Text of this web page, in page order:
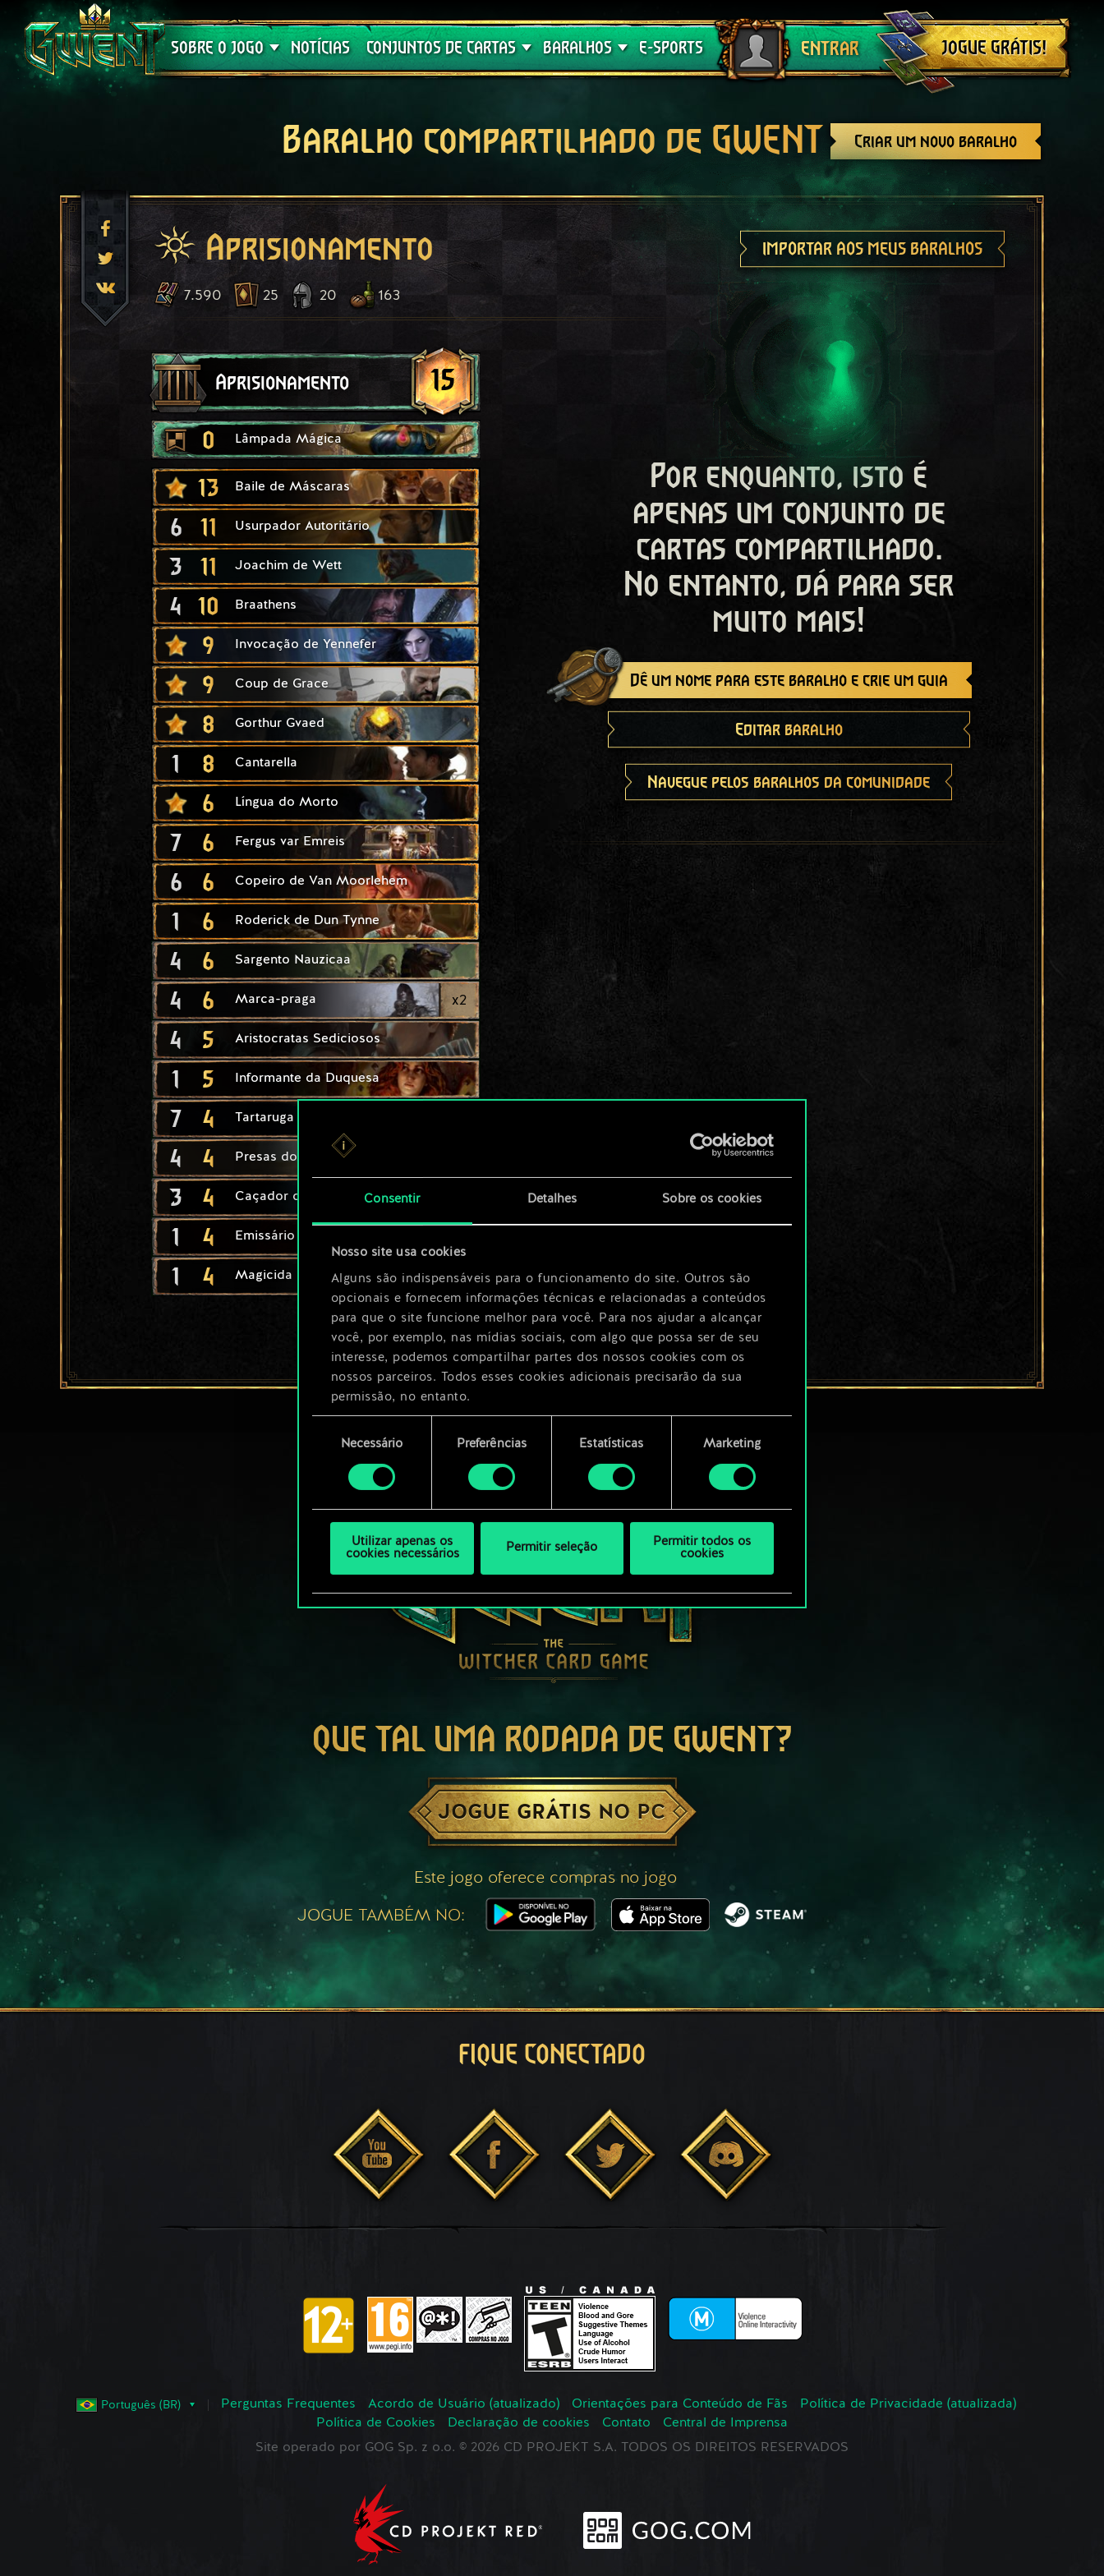
Consentir Detalhes Sobre os cookies
Nosso site usa cookies
Alguns são indispensáveis para o funcionamento do site. Outros são
opcionais e fornecem informações técnicas e relacionadas a conteúdos
para que o site funcione melhor para você. Para nos ajudar a alcançar
você, por exemplo, nas mídias sociais, com algo que possa ser de seu
interesse, podemos compartilhar partes dos nossos cookies com os
nossos parceiros. Todos esses cookies adicionais precisarão da sua
permissão, no entanto.
Você encontrará todos os detalhes sobre o uso de cookies e poderá
consentimento
Necessário Preferências Estatísticas Marketing
Utilizar apenas os
cookies necessários
Permitir seleção
Permitir todos os
cookies
SOBRE O JOGO
Suporte
NOTÍCIAS CONJUNTOS DE CARTAS
Crimson Curse
BARALHOS
Guia de Baralhos
E-SPORTS ENTRAR
Sair
JOGUE GRÁTIS!
Criar um novo baralho
Baralho compartilhado de GWENT
Aprisionamento IMPORTAR AOS MEUS BARALHOS
7.590 25 20 163
Aprisionamento 15
0 Lâmpada Mágica
13 Baile de Máscaras
6 11 Usurpador Autoritário
3 11 Joachim de Wett
4 10 Braathens
9 Invocação de Yennefer
9 Coup de Grace
8 Gorthur Gvaed
1 8 Cantarella
6 Língua do Morto
7 6 Fergus var Emreis
6 6 Copeiro de Van Moorlehem
1 6 Roderick de Dun Tynne
4 6 Sargento Nauzicaa
4 6 Marca-praga x2
4 5 Aristocratas Sediciosos
1 5 Informante da Duquesa
7 4 Tartaruga Ard Feainn
4 4 Presas do Império
3 4 Caçador de Van Moorlehem
1 4 Emissário
1 4 Magicida x2
Por enquanto, isto é
apenas um conjunto de
cartas compartilhado.
No entanto, dá para ser
muito mais!
Dê um nome para este baralho e crie um guia
Editar baralho
Navegue pelos baralhos da comunidade
QUE TAL UMA RODADA DE GWENT?
JOGUE GRÁTIS NO PC
Este jogo oferece compras no jogo
JOGUE TAMBÉM NO:
FIQUE CONECTADO
Português (BR) Perguntas Frequentes Acordo de Usuário (atualizado) Orientações para Conteúdo de Fãs
Política de Privacidade (atualizada)
Política de Cookies
Declaração de cookies Contato
Central de Imprensa
Site operado por GOG Sp. z o.o. © 2026 CD PROJEKT S.A. TODOS OS DIREITOS RESERVADOS